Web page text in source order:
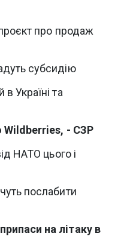
про продаж
субсидію
Україні та
Wildberries, - СЗР
НАТО цього і
послабити
на літаку в